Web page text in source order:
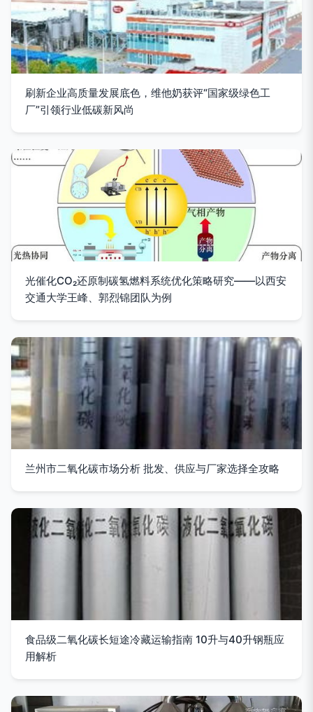
刷新企业高质量发展底色，维他奶获评“国家级绿色工
厂”引领行业低碳新风尚
光催化CO₂还原制碳氢燃料系统优化策略研究——以西安
交通大学王峰、郭烈锦团队为例
兰州市二氧化碳市场分析 批发、供应与厂家选择全攻略
食品级二氧化碳长短途冷藏运输指南 10升与40升钢瓶应
用解析